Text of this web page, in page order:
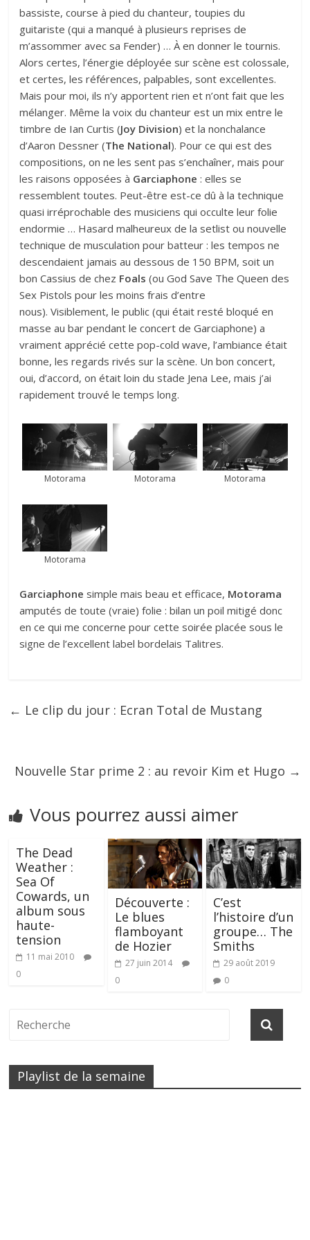
bassiste, course à pied du chanteur, toupies du
guitariste (qui a manqué à plusieurs reprises de
m’assommer avec sa Fender) … À en donner le tournis.
Alors certes, l’énergie déployée sur scène est colossale,
et certes, les références, palpables, sont excellentes.
Mais pour moi, ils n’y apportent rien et n’ont fait que les
mélanger. Même la voix du chanteur est un mix entre le
timbre de Ian Curtis (Joy Division) et la nonchalance
d’Aaron Dessner (The National). Pour ce qui est des
compositions, on ne les sent pas s’enchaîner, mais pour
les raisons opposées à Garciaphone : elles se
ressemblent toutes. Peut-être est-ce dû à la technique
quasi irréprochable des musiciens qui occulte leur folie
endormie … Hasard malheureux de la setlist ou nouvelle
technique de musculation pour batteur : les tempos ne
descendaient jamais au dessous de 150 BPM, soit un
bon Cassius de chez Foals (ou God Save The Queen des
Sex Pistols pour les moins frais d’entre
nous). Visiblement, le public (qui était resté bloqué en
masse au bar pendant le concert de Garciaphone) a
vraiment apprécié cette pop-cold wave, l’ambiance était
bonne, les regards rivés sur la scène. Un bon concert,
oui, d’accord, on était loin du stade Jena Lee, mais j’ai
rapidement trouvé le temps long.
Motorama Motorama Motorama
Motorama
Garciaphone simple mais beau et efficace, Motorama
amputés de toute (vraie) folie : bilan un poil mitigé donc
en ce qui me concerne pour cette soirée placée sous le
signe de l’excellent label bordelais Talitres.
← Le clip du jour : Ecran Total de Mustang
Nouvelle Star prime 2 : au revoir Kim et Hugo →
Vous pourrez aussi aimer
The Dead
Weather :
Sea Of
Cowards, un
album sous
haute-
tension
11 mai 2010
0
Découverte :
Le blues
flamboyant
de Hozier
27 juin 2014
0
C’est
l’histoire d’un
groupe… The
Smiths
29 août 2019
0
Playlist de la semaine